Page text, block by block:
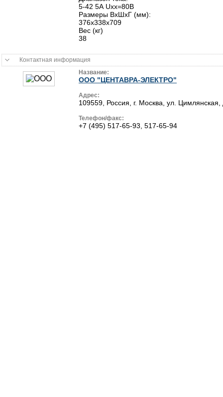
5-42 5А Uxx=80B
Размеры ВхШхГ (мм):
376x338x709
Вес (кг)
38
Контактная информация
Название:
ООО "ЦЕНТАВРА-ЭЛЕКТРО"
Адрес:
109559, Россия, г. Москва, ул.
Телефон/факс:
+7 (495) 517-65-93, 517-65-94